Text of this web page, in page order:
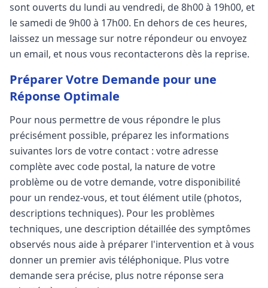
sont ouverts du lundi au vendredi, de 8h00 à 19h00, et
le samedi de 9h00 à 17h00. En dehors de ces heures,
laissez un message sur notre répondeur ou envoyez
un email, et nous vous recontacterons dès la reprise.
Préparer Votre Demande pour une
Réponse Optimale
Pour nous permettre de vous répondre le plus
précisément possible, préparez les informations
suivantes lors de votre contact : votre adresse
complète avec code postal, la nature de votre
problème ou de votre demande, votre disponibilité
pour un rendez-vous, et tout élément utile (photos,
descriptions techniques). Pour les problèmes
techniques, une description détaillée des symptômes
observés nous aide à préparer l'intervention et à vous
donner un premier avis téléphonique. Plus votre
demande sera précise, plus notre réponse sera